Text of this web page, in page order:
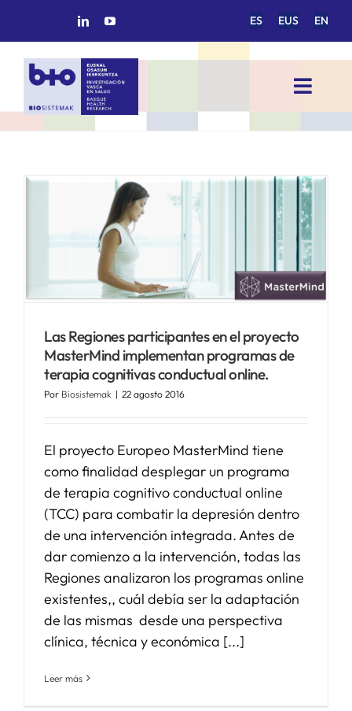
ES EUS EN
Toggle
INICIO
BIOSISTEMAK
ÁREAS DE INVESTIGACIÓN
GRUPOS DE INVESTIGACIÓN
PROYECTOS/COLABORACIONES
SERVICIOS
APOYO I+D+I
NOTICIAS
Las Regiones participantes en el proyecto
MasterMind implementan programas de
terapia cognitivas conductual online.
Por Biosistemak | 22 agosto 2016
El proyecto Europeo MasterMind tiene
como finalidad desplegar un programa
de terapia cognitivo conductual online
(TCC) para combatir la depresión dentro
de una intervención integrada. Antes de
dar comienzo a la intervención, todas las
Regiones analizaron los programas online
existentes,, cuál debía ser la adaptación
de las mismas desde una perspectiva
clínica, técnica y económica [...]
Leer más